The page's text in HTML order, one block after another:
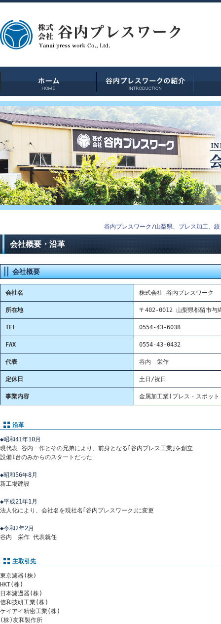
谷内プレスワーク/山梨県、プレス加工、
会社概要・沿革
会社概要
会社名 株式会社 谷内プレスワーク
所在地 〒402-0012 山梨県都留市与
TEL 0554-43-6038
FAX 0554-43-0432
代表 谷内 栄作
定休日 土日/祝日
事業内容 金属加工業(プレス・スポッ
沿革
◆昭和41年10月
現代表 谷内一作とその兄弟により、前身となる｢谷内プレス工業｣を創立
設備1台のみからのスタートだった
◆昭和56年8月
新工場建設
◆平成21年1月
法人化により、会社名を現社名｢谷内プレスワーク｣に変更
◆令和2年2月
谷内 栄作 代表就任
主取引先
東京濾器(株)
HKT(株)
日本濾過器(株)
信和技研工業(株)
ケイアイ精密工業(株)
(株)友和製作所